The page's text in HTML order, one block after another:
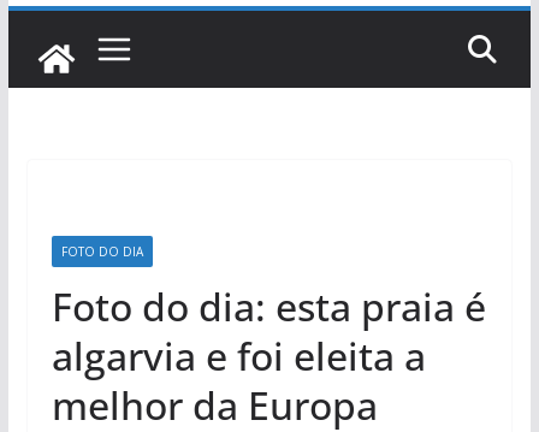
FOTO DO DIA
Foto do dia: esta praia é
algarvia e foi eleita a
melhor da Europa